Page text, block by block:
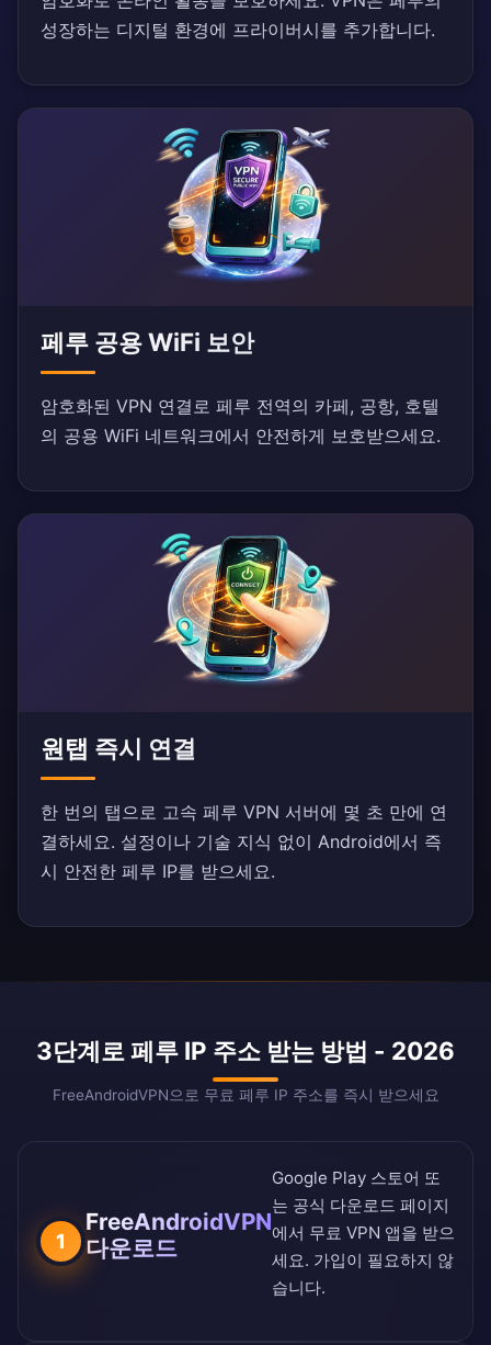
성장하는 디지털 환경에 프라이버시를 추가합니다.
페루 공용 WiFi 보안
암호화된 VPN 연결로 페루 전역의 카페, 공항, 호텔
의 공용 WiFi 네트워크에서 안전하게 보호받으세요.
원탭 즉시 연결
한 번의 탭으로 고속 페루 VPN 서버에 몇 초 만에 연
결하세요. 설정이나 기술 지식 없이 Android에서 즉
시 안전한 페루 IP를 받으세요.
3단계로 페루 IP 주소 받는 방법 - 2026
FreeAndroidVPN으로 무료 페루 IP 주소를 즉시 받으세요
1
FreeAndroidVPN
다운로드
Google Play 스토어 또
는 공식 다운로드 페이지
에서 무료 VPN 앱을 받으
세요. 가입이 필요하지 않
습니다.